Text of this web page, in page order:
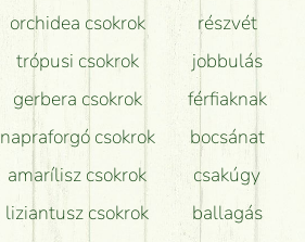
orchidea csokrok
trópusi csokrok
gerbera csokrok
napraforgó csokrok
amarílisz csokrok
liziantusz csokrok
részvét
jobbulás
férfiaknak
bocsánat
csakúgy
ballagás